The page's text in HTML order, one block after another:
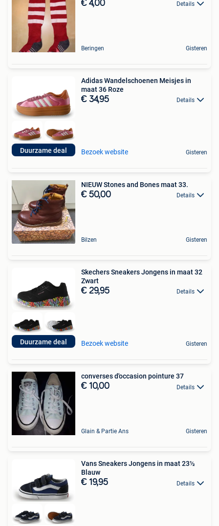
€ 4,00 Details
Beringen Gisteren
Duurzame deal
Adidas Wandelschoenen Meisjes in
maat 36 Roze
€ 34,95 Details
Bezoek website Gisteren
NIEUW Stones and Bones maat 33.
€ 50,00 Details
Bilzen Gisteren
Duurzame deal
Skechers Sneakers Jongens in maat 32
Zwart
€ 29,95 Details
Bezoek website Gisteren
converses d'occasion pointure 37
€ 10,00 Details
Glain & Partie Ans Gisteren
Vans Sneakers Jongens in maat 23½
Blauw
€ 19,95 Details